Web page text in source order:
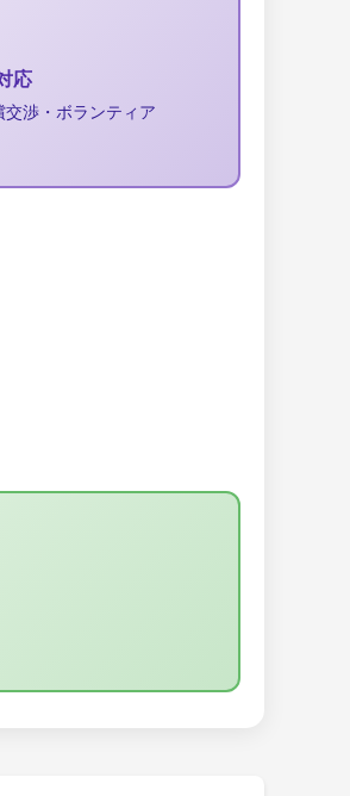
応
渉・ボランティア